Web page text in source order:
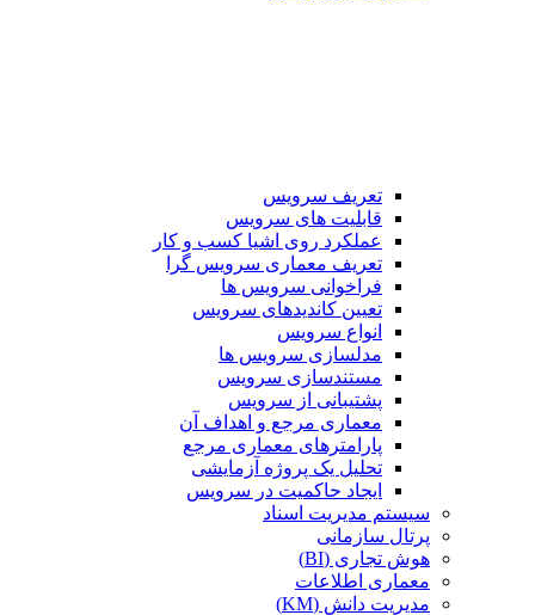
تعریف سرویس
قابلیت های سرویس
عملکرد روی اشیا کسب و کار
تعریف معماری سرویس گرا
فراخوانی سرویس ها
تعیین کاندیدهای سرویس
انواع سرویس
مدلسازی سرویس ها
مستندسازی سرویس
پشتیبانی از سرویس
معماری مرجع و اهداف آن
پارامترهای معماری مرجع
تحلیل یک پروژه آزمایشی
ایجاد حاکمیت در سرویس
سیستم مدیریت اسناد
پرتال سازمانی
هوش تجاری (BI)
معماری اطلاعات
مدیریت دانش (KM)